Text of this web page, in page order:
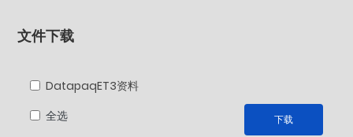
文件下载
DatapaqET3资料
全选
下载